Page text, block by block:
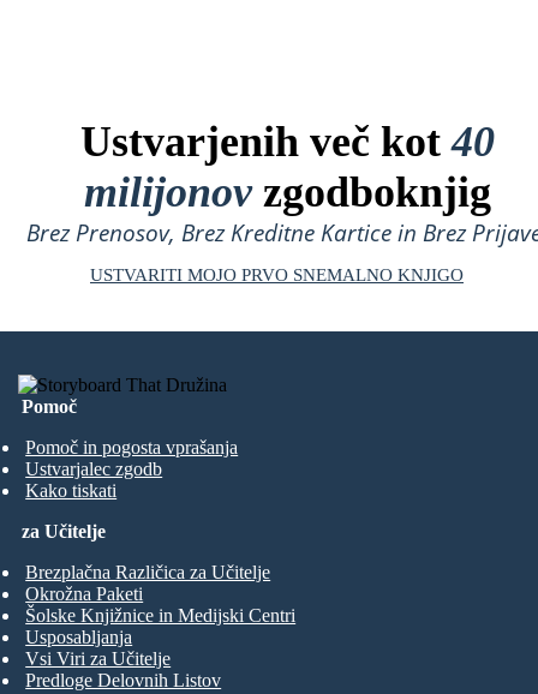
Ustvarjenih več kot40
milijonovzgodboknjig
Brez Prenosov, Brez Kreditne Kartice in Brez
USTVARITI MOJO PRVO SNEMALNO KNJIGO
Pomoč
Pomoč in pogosta vprašanja
Ustvarjalec zgodb
Kako tiskati
za Učitelje
Brezplačna Različica za Učitelje
Okrožna Paketi
Šolske Knjižnice in Medijski Centri
Usposabljanja
Vsi Viri za Učitelje
Predloge Delovnih Listov